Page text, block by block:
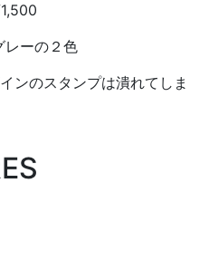
レーの２色
ンのスタンプは潰れてしま